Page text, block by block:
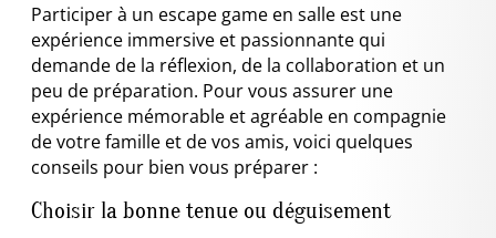
Participer à un escape game en salle est une
expérience immersive et passionnante qui
demande de la réflexion, de la collaboration et un
peu de préparation. Pour vous assurer une
expérience mémorable et agréable en compagnie
de votre famille et de vos amis, voici quelques
conseils pour bien vous préparer :
Choisir la bonne tenue ou déguisement